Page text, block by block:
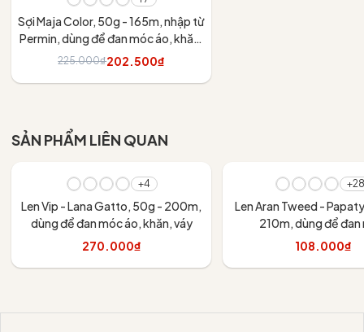
Sợi Maja Color, 50g - 165m, nhập từ
Permin, dùng để đan móc áo, khăn,
váy
225.000₫202.500₫
SẢN PHẨM LIÊN QUAN
+4
Len Vip - Lana Gatto, 50g - 200m,
dùng để đan móc áo, khăn, váy
270.000₫
+28
Len Aran Tweed -
210m, dùng để
108.000₫